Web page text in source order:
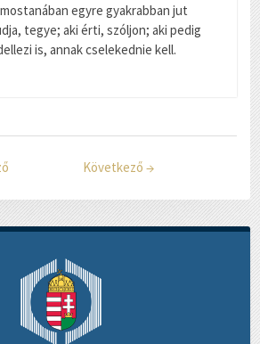
egyre gyakrabban jut
tegye; aki érti, szóljon; aki pedig
is, annak cselekednie kell.
Következő →